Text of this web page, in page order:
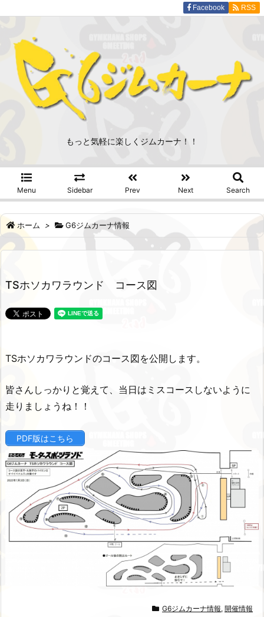
もっと気軽に楽しくジムカーナ！！
Menu Sidebar Prev Next Search
Facebook RSS
ホーム > G6ジムカーナ情報
TSホソカワラウンド コース図
TSホソカワラウンドのコース図を公開します。
皆さんしっかりと覚えて、当日はミスコースしないように
走りましょうね！！
PDF版はこちら
G6ジムカーナ情報, 開催情報